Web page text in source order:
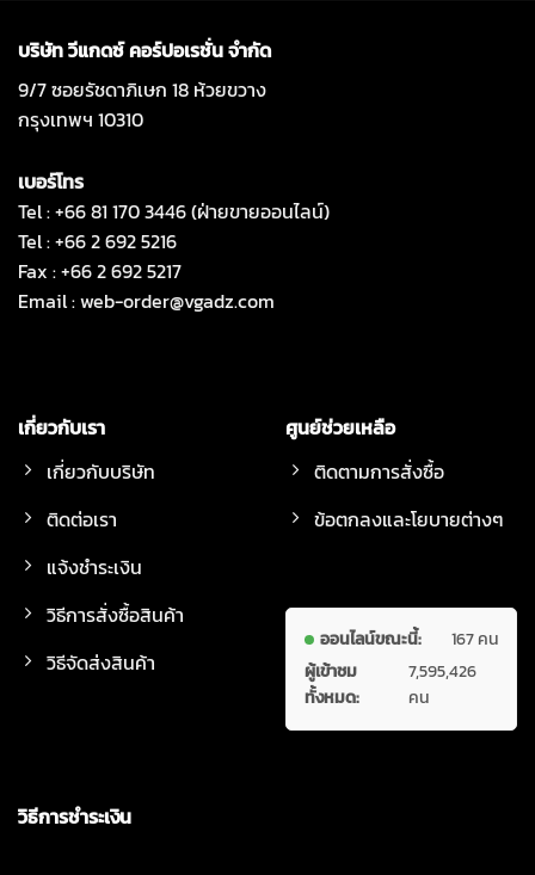
บริษัท วีแกดซ์ คอร์ปอเรชั่น จำกัด
9/7 ซอยรัชดาภิเษก 18 ห้วยขวาง
กรุงเทพฯ 10310
เบอร์โทร
Tel : +66 81 170 3446 (ฝ่ายขายออนไลน์)
Tel : +66 2 692 5216
Fax : +66 2 692 5217
Email :web-order@vgadz.com
เกี่ยวกับเรา
เกี่ยวกับบริษัท
ติดต่อเรา
แจ้งชำระเงิน
วิธีการสั่งซื้อสินค้า
วิธีจัดส่งสินค้า
ศูนย์ช่วยเหลือ
ติดตามการสั่งซื้อ
ข้อตกลงและโยบายต่างๆ
ออนไลน์ขณะนี้:
167 คน
ผู้เข้าชม
ทั้งหมด:
7,595,426
คน
วิธีการชำระเงิน